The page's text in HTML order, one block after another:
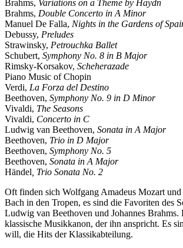
Brahms, Variations on a Theme by Haydn
Brahms, Double Concerto in A Minor
Manuel De Falla, Nights in the Gardens of
Debussy, Preludes
Strawinsky, Petrouchka Ballet
Schubert, Symphony No. 8 in B Major
Rimsky-Korsakov, Scheherazade
Piano Music of Chopin
Verdi, La Forza del Destino
Beethoven, Symphony No. 9 in D Minor
Vivaldi, The Seasons
Vivaldi, Concerto in C
Ludwig van Beethoven, Sonata in A Major
Beethoven, Trio in D Major
Beethoven, Symphony No. 5
Beethoven, Sonata in A Major
Händel , Trio Sonata No. 2
Oft finden sich Wolfgang Amadeus Mozart und
Bach in den Tropen, es sind die Favoriten des
Ludwig van Beethoven und Johannes Brahms.
klassische Musikkanon, der ihn anspricht. Es
will, die Hits der Klassikabteilung.